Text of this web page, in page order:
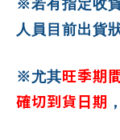
※若有指定收
人員目前出貨
※尤其旺季期
確切到貨日期